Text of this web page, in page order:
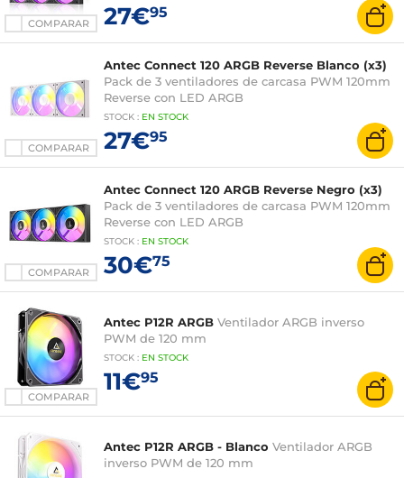
COMPARAR 27€95
COMPARAR
Antec Connect 120 ARGB Reverse Blanco (x3)
Pack de 3 ventiladores de carcasa PWM 120mm
Reverse con LED ARGB
STOCK : EN STOCK
27€95
COMPARAR
Antec Connect 120 ARGB Reverse Negro (x3)
Pack de 3 ventiladores de carcasa PWM 120mm
Reverse con LED ARGB
STOCK : EN STOCK
30€75
COMPARAR
Antec P12R ARGB Ventilador ARGB inverso
PWM de 120 mm
STOCK : EN STOCK
11€95
Antec P12R ARGB - Blanco Ventilador ARGB
inverso PWM de 120 mm